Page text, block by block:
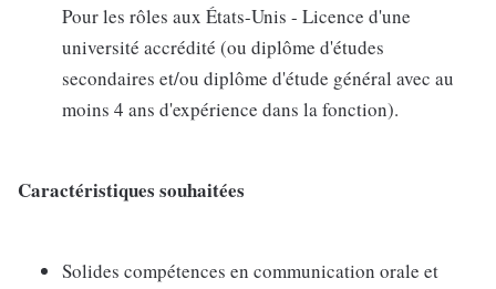
Pour les rôles aux États-Unis - Licence d'une
université accrédité (ou diplôme d'études
secondaires et/ou diplôme d'étude général avec au
moins 4 ans d'expérience dans la fonction).
Caractéristiques souhaitées
Solides compétences en communication orale et